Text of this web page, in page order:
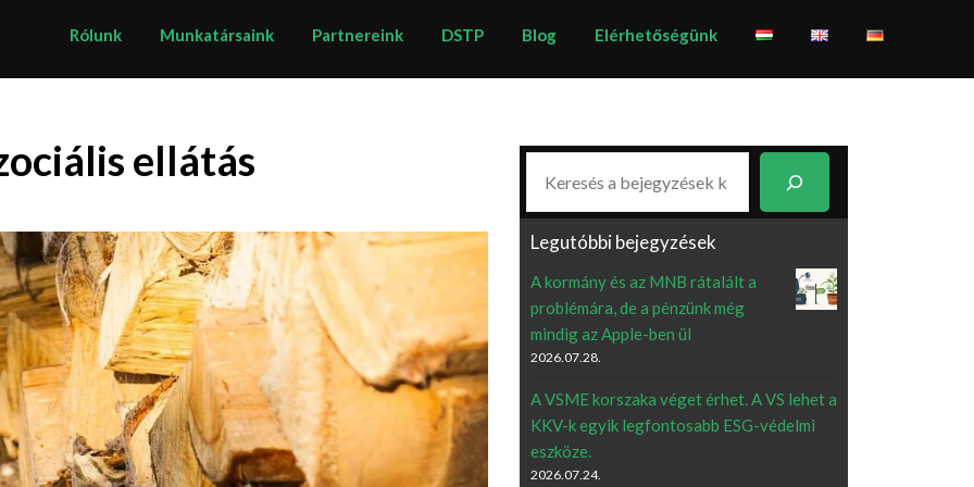
Rólunk Munkatársaink Partnereink DSTP Blog Elérhetőségünk
ellátás
Legutóbbi bejegyzések
A kormány és az MNB rátalált a
problémára, de a pénzünk még
mindig az Apple-ben ül
2026.07.28.
A VSME korszaka véget érhet. A VS lehet a
KKV-k egyik legfontosabb ESG-védelmi
eszköze.
2026.07.24.